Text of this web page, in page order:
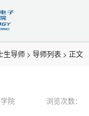
生导师 > 导师列表 > 正文
院
浏览次数：